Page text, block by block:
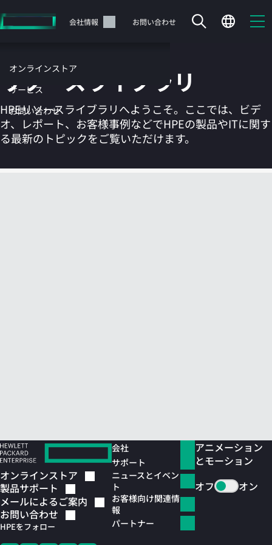
イ
テ
ツ
に
ス
ッ
会社情報 お問い合わせ
オンラインストア
サービス
お問い合わせ
カートは空です
リソースライブラリ
HPEリソースライブラリへようこそ。ここでは、ビデ
オ、レポート、お客様事例などでHPEの製品やITに関す
る最新のトピックをご覧いただけます。
オンラインストア
製品サポート
メールによるご案内
お問い合わせ
HPEをフォロー
会社
サポート
ニュースとイベン
ト
お客様向け関連情
報
パートナー
アニメーション
とモーション
オフ
オン